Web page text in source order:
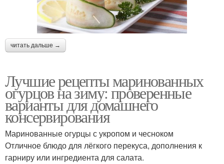
читать дальше →
Лучшие рецепты маринованных
огурцов на зиму: проверенные
варианты для домашнего
консервирования
Маринованные огурцы с укропом и чесноком
Отличное блюдо для лёгкого перекуса, дополнения к
гарниру или ингредиента для салата.